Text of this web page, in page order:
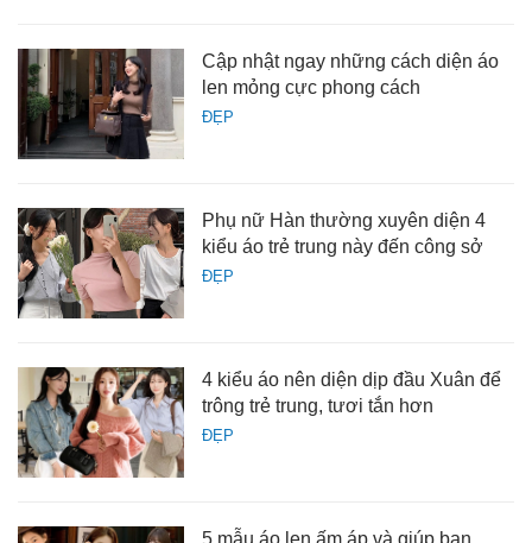
ĐẸP
Cập nhật ngay những cách diện áo
len mỏng cực phong cách
ĐẸP
Phụ nữ Hàn thường xuyên diện 4
kiểu áo trẻ trung này đến công sở
ĐẸP
4 kiểu áo nên diện dịp đầu Xuân để
trông trẻ trung, tươi tắn hơn